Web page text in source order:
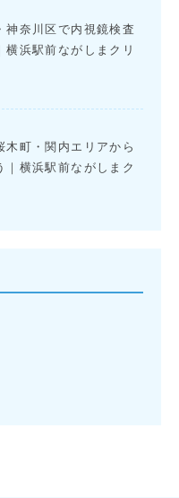
神奈川区で内視鏡検査
横浜駅前ながしまクリ
木町・関内エリアから
｜横浜駅前ながしまク